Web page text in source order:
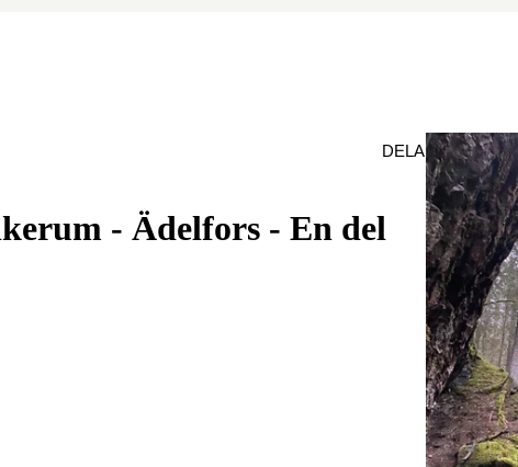
- Ädelfors - En del
DELA
Bildspel
med
bilder